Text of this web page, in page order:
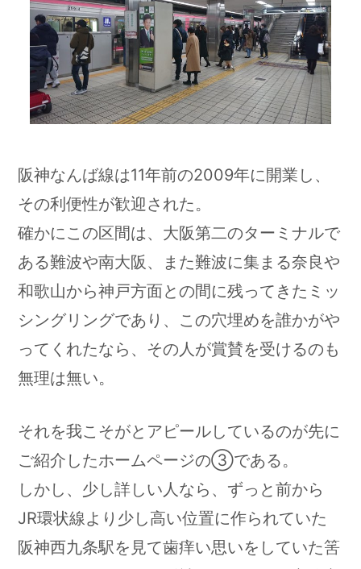
阪神なんば線は11年前の2009年に開業し、
その利便性が歓迎された。
確かにこの区間は、大阪第二のターミナルで
ある難波や南大阪、また難波に集まる奈良や
和歌山から神戸方面との間に残ってきたミッ
シングリングであり、この穴埋めを誰かがや
ってくれたなら、その人が賞賛を受けるのも
無理は無い。
それを我こそがとアピールしているのが先に
ご紹介したホームページの③である。
しかし、少し詳しい人なら、ずっと前から
JR環状線より少し高い位置に作られていた
阪神西九条駅を見て歯痒い思いをしていた筈